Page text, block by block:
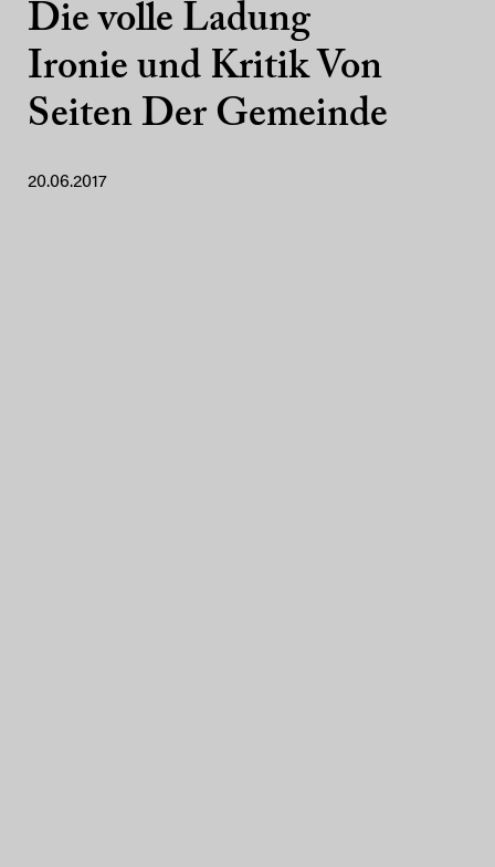
Die volle Ladung
Ironie und Kritik Von
Seiten Der Gemeinde
20.06.2017